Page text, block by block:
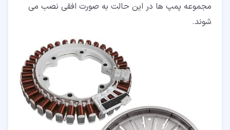
مجموعه پمپ ها در این حالت به صورت افقی نصب می
شوند.